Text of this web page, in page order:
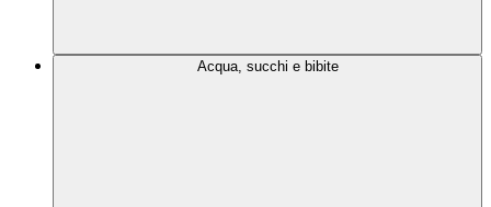
Acqua, succhi e bibite